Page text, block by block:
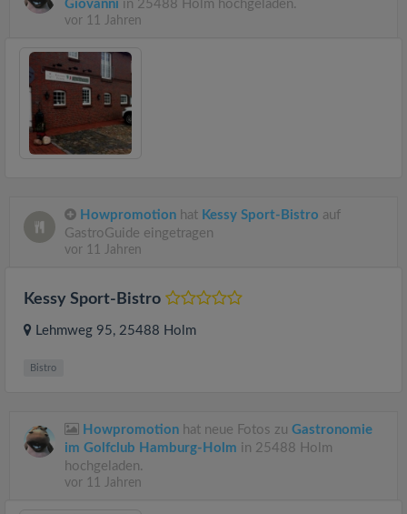
Giovanni in 25488 Holm hochgeladen.
vor 11 Jahren
Howpromotion hat Kessy Sport-Bistro auf
GastroGuide eingetragen
vor 11 Jahren
Kessy Sport-Bistro
Lehmweg 95, 25488 Holm
Bistro
Howpromotion hat neue Fotos zu Gastronomie
im Golfclub Hamburg-Holm in 25488 Holm
hochgeladen.
vor 11 Jahren